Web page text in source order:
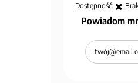
Dostępność:
Powiadom